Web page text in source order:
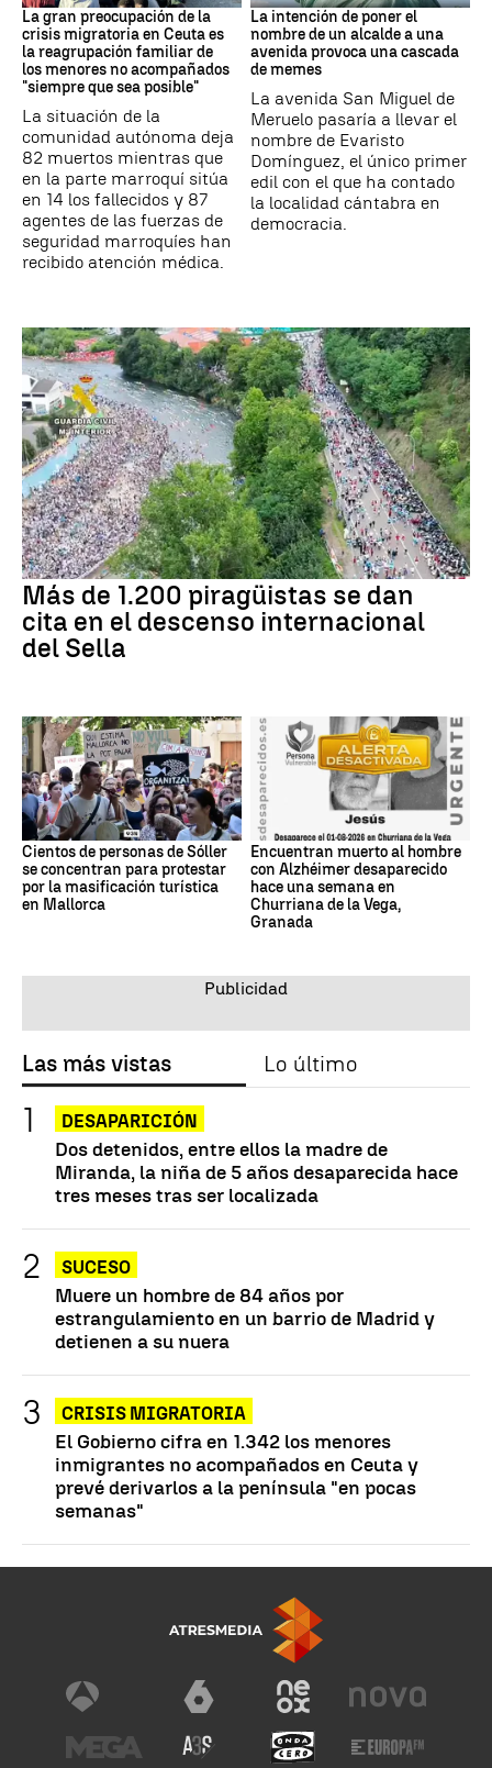
La gran preocupación de la
crisis migratoria en Ceuta es
la reagrupación familiar de
los menores no acompañados
"siempre que sea posible"
La situación de la
comunidad autónoma deja
82 muertos mientras que
en la parte marroquí sitúa
en 14 los fallecidos y 87
agentes de las fuerzas de
seguridad marroquíes han
recibido atención médica.
La intención de poner el
nombre de un alcalde a una
avenida provoca una cascada
de memes
La avenida San Miguel de
Meruelo pasaría a llevar el
nombre de Evaristo
Domínguez, el único primer
edil con el que ha contado
la localidad cántabra en
democracia.
Más de 1.200 piragüistas se dan
cita en el descenso internacional
del Sella
Cientos de personas de Sóller
se concentran para protestar
por la masificación turística
en Mallorca
Encuentran muerto al hombre
con Alzhéimer desaparecido
hace una semana en
Churriana de la Vega,
Granada
Las más vistas Lo último
DESAPARICIÓN
Dos detenidos, entre ellos la madre de
Miranda, la niña de 5 años desaparecida hace
tres meses tras ser localizada
SUCESO
Muere un hombre de 84 años por
estrangulamiento en un barrio de Madrid y
detienen a su nuera
CRISIS MIGRATORIA
El Gobierno cifra en 1.342 los menores
inmigrantes no acompañados en Ceuta y
prevé derivarlos a la península "en pocas
semanas"